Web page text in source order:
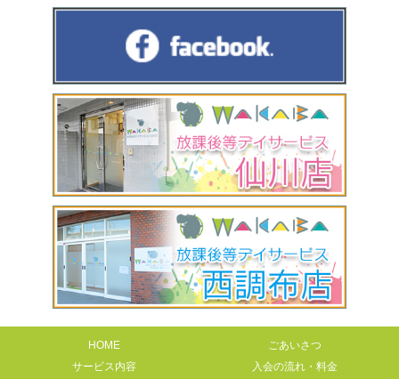
HOME
ごあいさつ
サービス内容
入会の流れ・料金